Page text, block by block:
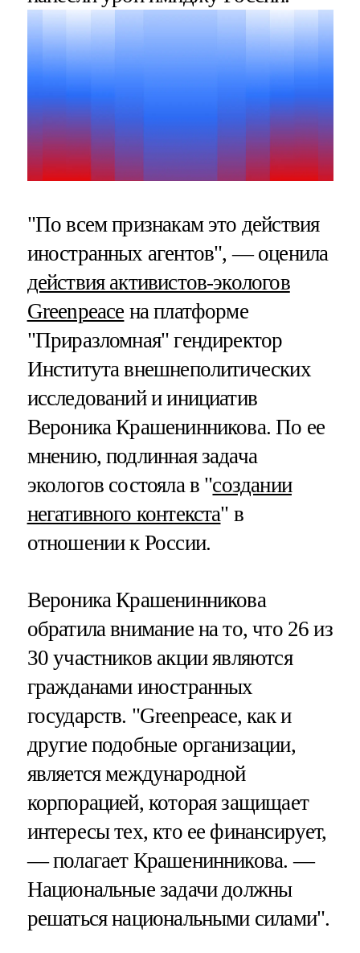
"По всем признакам это действия
иностранных агентов", — оценила
действия активистов-экологов
Greenpeace на платформе
"Приразломная" гендиректор
Института внешнеполитических
исследований и инициатив
Вероника Крашенинникова. По ее
мнению, подлинная задача
экологов состояла в "создании
негативного контекста" в
отношении к России.
Вероника Крашенинникова
обратила внимание на то, что 26 из
30 участников акции являются
гражданами иностранных
государств. "Greenpeace, как и
другие подобные организации,
является международной
корпорацией, которая защищает
интересы тех, кто ее финансирует,
— полагает Крашенинникова. —
Национальные задачи должны
решаться национальными силами".